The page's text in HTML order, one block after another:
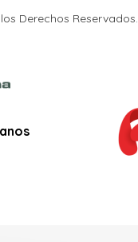
Derechos Reservados.